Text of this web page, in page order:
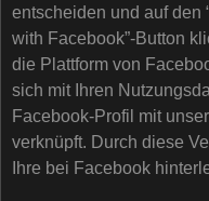
entscheiden und auf den
with Facebook”-Button
die Plattform von
sich mit Ihren
Facebook-Profil mit
verknüpft. Durch diese
Ihre bei Facebook